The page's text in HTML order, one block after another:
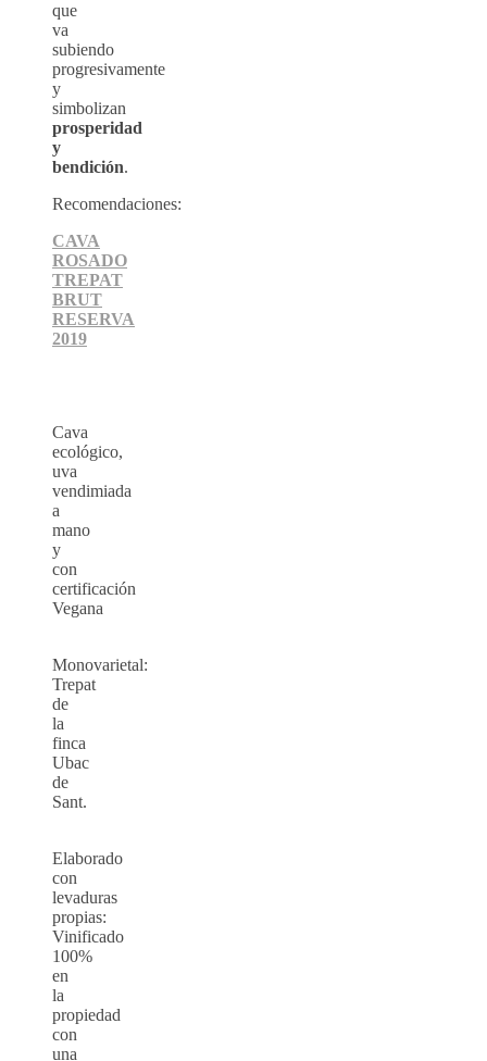
que
va
subiendo
progresivamente
y
simbolizan
prosperidad
y
bendición.
Recomendaciones:
CAVA
ROSADO
TREPAT
BRUT
RESERVA
2019
Cava
ecológico,
uva
vendimiada
a
mano
y
con
certificación
Vegana
Monovarietal:
Trepat
de
la
finca
Ubac
de
Sant.
Elaborado
con
levaduras
propias:
Vinificado
100%
en
la
propiedad
con
una